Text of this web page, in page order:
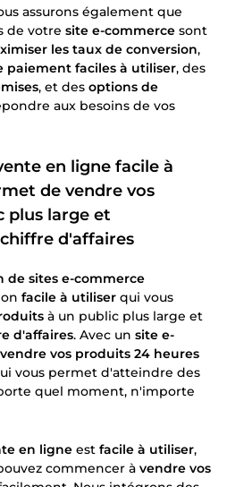
assurons également que
de votre site e-commerce sont
les taux de conversion,
paiement faciles à utiliser, des
, et des options de
aux besoins de vos
en ligne facile à
de vendre vos
plus large et
d'affaires
de sites e-commerce
facile à utiliser qui vous
à un public plus large et
d'affaires. Avec un site e-
vendre vos produits 24 heures
vous permet d'atteindre des
quel moment, n'importe
en ligne est facile à utiliser,
commencer à vendre vos